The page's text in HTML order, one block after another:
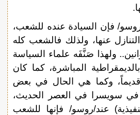
روسو/ فإن السيادة عنده للشعب،
عنها، ولذلك فالشعب كله
ولهذا صَنَّفَه علماء السياسة
المباشرة، كما كان
قديماً، وكما هي الحال في بعض
في سويسرا في العصر الحديث،
عند/روسو/ فإنها للشعب